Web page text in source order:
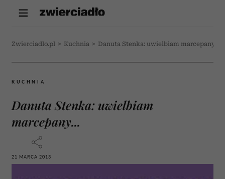
Zwierciadlo.pl > Kuchnia > Danuta Stenka: uwielbiam marcepany...
KUCHNIA
Danuta Stenka: uwielbiam
marcepany...
21 MARCA 2013